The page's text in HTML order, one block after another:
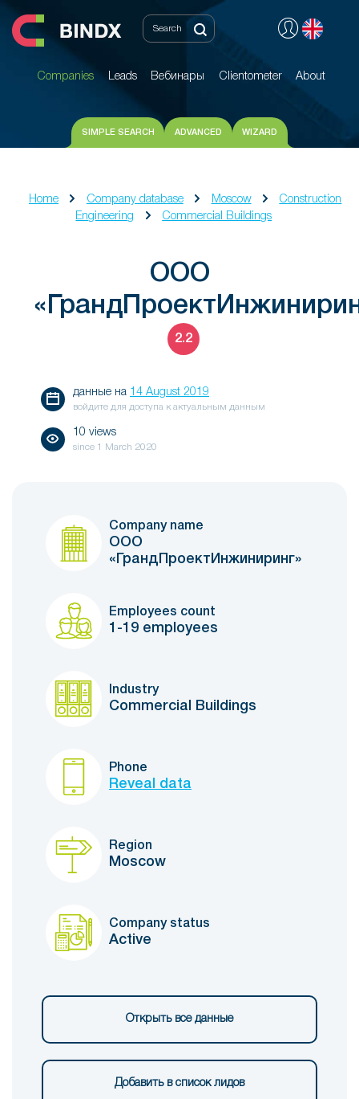
Companies Leads Вебинары Clientometer About
Companies Leads Вебинары Clientometer About
SIMPLE SEARCH ADVANCED WIZARD
Home Company database Moscow
Construction
Engineering
Commercial Buildings
ООО
2.2
данные на 14 August 2019
войдите для доступа к актуальным данным
10 views
since 1 March 2020
Company name
ООО
«ГрандПроектИнжиниринг»
Employees count
1-19 employees
Industry
Commercial Buildings
Phone
Reveal data
Region
Moscow
Company status
Active
Открыть все данные
Добавить в список лидов